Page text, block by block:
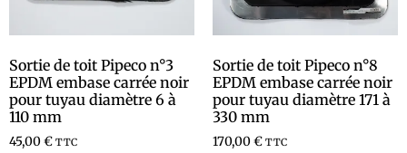
Sortie de toit Pipeco n°3
EPDM embase carrée noir
pour tuyau diamètre 6 à
110 mm
45,00€ TTC
Sortie de toit Pipeco n°8
EPDM embase carrée noir
pour tuyau diamètre 171 à
330 mm
170,00€ TTC